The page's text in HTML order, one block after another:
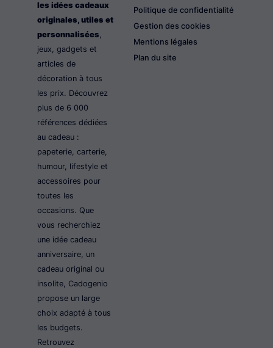
les idées cadeaux
originales, utiles et
personnalisées,
jeux, gadgets et
articles de
décoration à tous
les prix. Découvrez
plus de 6 000
références dédiées
au cadeau :
papeterie, carterie,
humour, lifestyle et
accessoires pour
toutes les
occasions. Que
vous recherchiez
une idée cadeau
anniversaire, un
cadeau original ou
insolite, Cadogenio
propose un large
choix adapté à tous
les budgets.
Retrouvez
Politique de confidentialité
Gestion des cookies
Mentions légales
Plan du site